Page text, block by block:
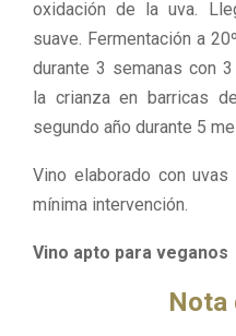
oxidación de la uva.
suave. Fermentación a
durante 3 semanas con
la crianza en barricas
segundo año durante 5
Vino elaborado con
mínima intervención.
Vino apto para veganos
Nota